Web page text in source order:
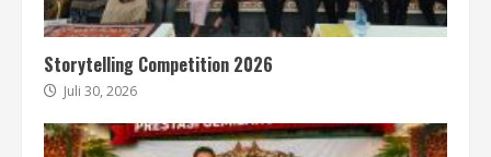
Storytelling Competition 2026
Juli 30, 2026